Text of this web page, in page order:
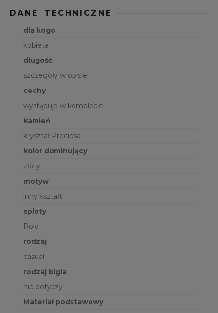
DANE TECHNICZNE
dla kogo
kobieta
długość
szczegóły w opisie
cechy
występuje w komplecie
kamień
kryształ Preciosa
kolor dominujący
złoty
motyw
inny kształt
sploty
Rolo
rodzaj
casual
rodzaj bigla
nie dotyczy
Materiał podstawowy